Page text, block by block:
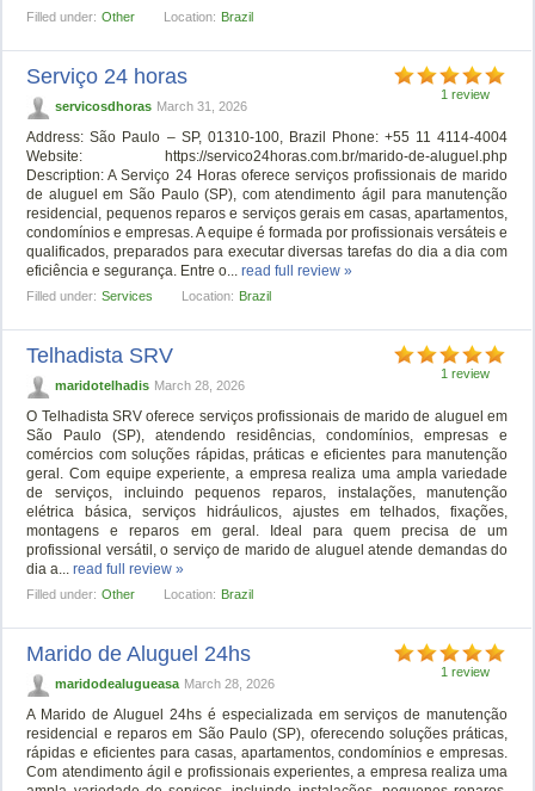
Filled under: Other Location: Brazil
1 review
Serviço 24 horas
servicosdhoras March 31, 2026
Address: São Paulo – SP, 01310-100, Brazil Phone: +55 11 4114-4004
Website: https://servico24horas.com.br/marido-de-aluguel.php
Description: A Serviço 24 Horas oferece serviços profissionais de marido
de aluguel em São Paulo (SP), com atendimento ágil para manutenção
residencial, pequenos reparos e serviços gerais em casas, apartamentos,
condomínios e empresas. A equipe é formada por profissionais versáteis e
qualificados, preparados para executar diversas tarefas do dia a dia com
eficiência e segurança. Entre o...read full review »
Filled under: Services Location: Brazil
1 review
Telhadista SRV
maridotelhadis March 28, 2026
O Telhadista SRV oferece serviços profissionais de marido de aluguel em
São Paulo (SP), atendendo residências, condomínios, empresas e
comércios com soluções rápidas, práticas e eficientes para manutenção
geral. Com equipe experiente, a empresa realiza uma ampla variedade
de serviços, incluindo pequenos reparos, instalações, manutenção
elétrica básica, serviços hidráulicos, ajustes em telhados, fixações,
montagens e reparos em geral. Ideal para quem precisa de um
profissional versátil, o serviço de marido de aluguel atende demandas do
dia a...read full review »
Filled under: Other Location: Brazil
1 review
Marido de Aluguel 24hs
maridodealugueasa March 28, 2026
A Marido de Aluguel 24hs é especializada em serviços de manutenção
residencial e reparos em São Paulo (SP), oferecendo soluções práticas,
rápidas e eficientes para casas, apartamentos, condomínios e empresas.
Com atendimento ágil e profissionais experientes, a empresa realiza uma